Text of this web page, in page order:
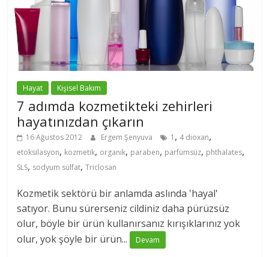
Hayat Kişisel Bakım
7 adımda kozmetikteki zehirleri
hayatınızdan çıkarın
16 Ağustos 2012 Ergem Şenyuva 1 , 4 dioxan,
etoksilasyon, kozmetik, organik, paraben, parfümsüz, phthalates,
SLS, sodyum sülfat,Triclosan
Kozmetik sektörü bir anlamda aslında 'hayal'
satıyor. Bunu sürerseniz cildiniz daha pürüzsüz
olur, böyle bir ürün kullanırsanız kırışıklarınız yok
olur, yok şöyle bir ürün...
Devam